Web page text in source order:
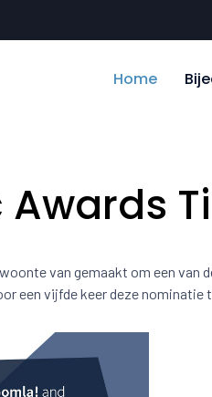
Home
Awards
van gemaakt om een van
een vijfde keer deze nominatie